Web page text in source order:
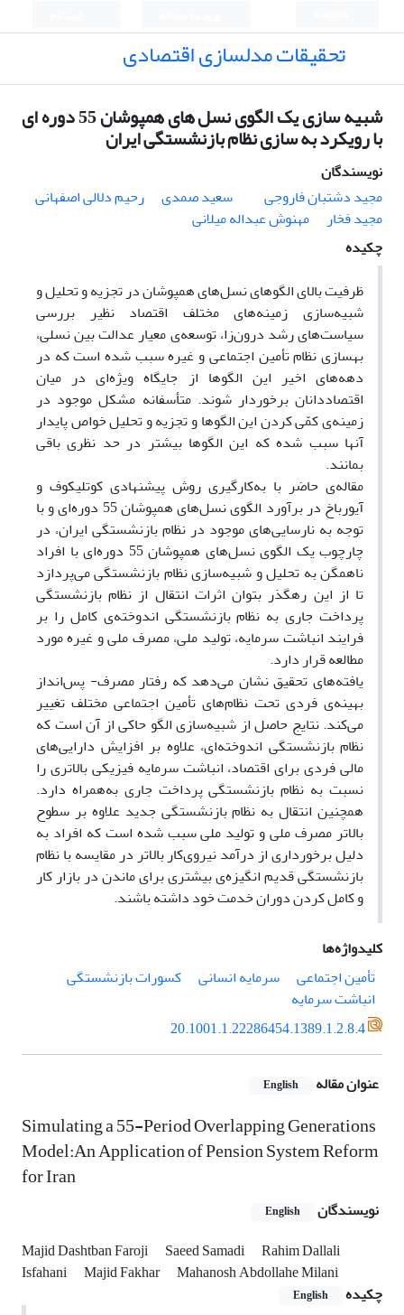
تحقیقات مدلسازی اقتصادی
شبیه سازی یک الگوی نسل های همپوشان 55 دوره ای
با رویکرد به سازی نظام بازنشستگی ایران
نویسندگان
مجید دشتبان فاروجی
سعید صمدی
رحیم دلالی اصفهانی
مجید فخار
مهنوش عبداله میلانی
چکیده
ظرفیت بالای الگو‌های نسل‌های همپوشان در تجزیه و تحلیل و
شبیه‌سازی زمینه‌های مختلف اقتصاد نظیر بررسی
سیاست‌های رشد درون‌زا، توسعه‌ی معیار عدالت بین نسلی،
بهسازی نظام تأمین اجتماعی و غیره سبب شده است که در
دهه‌های اخیر این الگو‌ها از جایگاه ویژه‌ای در میان
اقتصاددانان برخوردار شوند. متأسفانه مشکل موجود در
زمینه‌ی کمّی کردن این الگوها و تجزیه و تحلیل خواص پایدار
آنها سبب شده که این الگو‌ها بیشتر در حد نظری باقی
بمانند.
مقاله‌ی حاضر با به‌کارگیری روش پیشنهادی کوتلیکوف و
آیورباخ در برآورد الگوی نسل‌های همپوشان 55 دوره‌ای و با
توجه به نارسایی‌های موجود در نظام بازنشستگی ایران، در
چارچوب یک الگوی نسل‌های همپوشان 55 دوره‌ای با افراد
ناهمگن به تحلیل و شبیه‌سازی نظام بازنشستگی می‌پردازد
تا از این رهگذر بتوان اثرات انتقال از نظام بازنشستگی
پرداخت جاری به نظام بازنشستگی اندوخته‌ی کامل را بر
فرایند انباشت سرمایه، تولید ملی، مصرف ملی و غیره مورد
مطالعه قرار دارد.
یافته‌های تحقیق نشان می‌دهد که رفتار مصرف- پس‌انداز
بهینه‌ی فردی تحت نظام‌های تأمین اجتماعی مختلف تغییر
می‌کند. نتایج حاصل از شبیه‌سازی الگو حاکی از آن است که
نظام بازنشستگی اندوخته‌ای، علاوه بر افزایش دارایی‌های
مالی فردی برای اقتصاد، انباشت سرمایه فیزیکی بالاتری را
نسبت به نظام بازنشستگی پرداخت جاری به‌همراه دارد.
همچنین انتقال به نظام بازنشستگی جدید علاوه بر سطوح
بالاتر مصرف ملی و تولید ملی سبب شده است که افراد به‌
دلیل برخورداری از درآمد نیروی‌کار بالاتر در مقایسه با نظام
بازنشستگی قدیم انگیزه‌ی بیشتری برای ماندن در بازار کار
و کامل کردن دوران خدمت خود داشته باشند.
کلیدواژه‌ها
تأمین اجتماعی
سرمایه انسانی
کسورات بازنشستگی
انباشت سرمایه
20.1001.1.22286454.1389.1.2.8.4
عنوان مقاله English
Simulating a 55-Period Overlapping Generations
Model:An Application of Pension System Reform
for Iran
نویسندگان English
Majid Dashtban Faroji Saeed Samadi
Rahim Dallali
Isfahani
Majid Fakhar Mahanosh Abdollahe Milani
چکیده
English